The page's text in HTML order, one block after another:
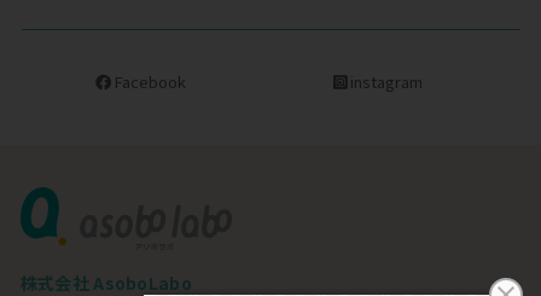
Facebook instagram
株式会社 AsoboLabo